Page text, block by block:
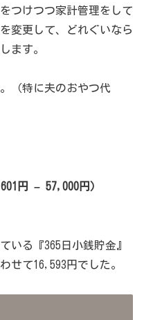
つけつつ家計管理をして
変更して、どれぐいなら
ます。
（特に夫のおやつ代
円 – 57,000円）
いる『365日小銭貯金』
せて16,593円でした。